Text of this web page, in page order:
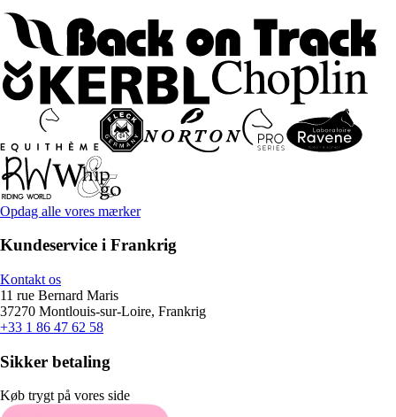
Opdag alle vores mærker
Kundeservice i Frankrig
Kontakt os
11 rue Bernard Maris
37270 Montlouis-sur-Loire, Frankrig
+33 1 86 47 62 58
Sikker betaling
Køb trygt på vores side